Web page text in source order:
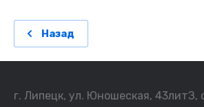
Назад
г. Липецк, ул. Юношеская, 43литЗ,